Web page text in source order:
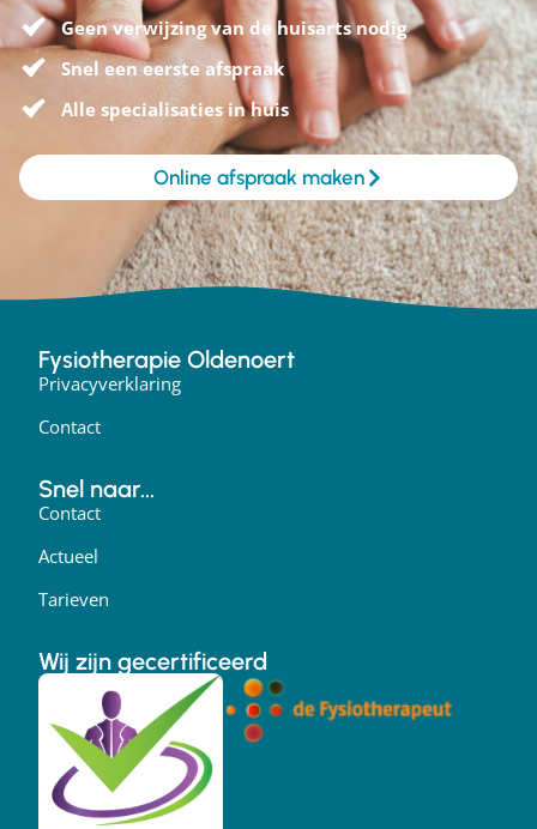
Geen verwijzing van de huisarts nodig
Snel een eerste afspraak
Alle specialisaties in huis
Online afspraak maken
Fysiotherapie Oldenoert
Privacyverklaring
Contact
Snel naar...
Contact
Actueel
Tarieven
Wij zijn gecertificeerd